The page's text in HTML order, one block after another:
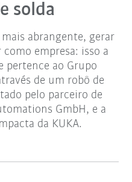
solda
abrangente, gerar
empresa: isso a
pertence ao Grupo
de um robô de
pelo parceiro de
GmbH, e a
da KUKA.